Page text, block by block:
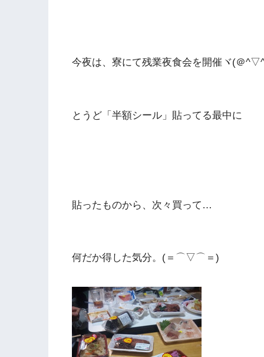
今夜は、寮にて残業夜食会を開催ヾ(＠
とうど「半額シール」貼ってる最中に
貼ったものから、次々買って…
何だか得した気分。(＝⌒▽⌒＝)